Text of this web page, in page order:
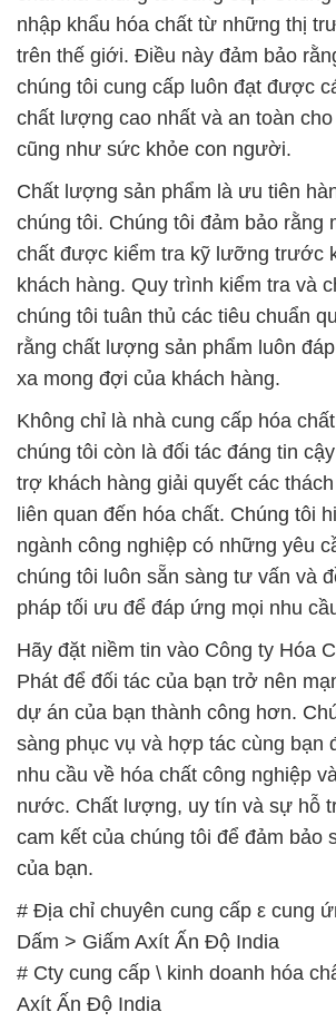
nhập khẩu hóa chất từ những thị
trên thế giới. Điều này đảm bảo
chúng tôi cung cấp luôn đạt được
chất lượng cao nhất và an toàn
cũng như sức khỏe con người.
Chất lượng sản phẩm là ưu tiên
chúng tôi. Chúng tôi đảm bảo rằng
chất được kiểm tra kỹ lưỡng trước
khách hàng. Quy trình kiểm tra và
chúng tôi tuân thủ các tiêu chuẩn
rằng chất lượng sản phẩm luôn
xa mong đợi của khách hàng.
Không chỉ là nhà cung cấp hóa
chúng tôi còn là đối tác đáng tin
trợ khách hàng giải quyết các
liên quan đến hóa chất. Chúng tôi
ngành công nghiệp có những yêu
chúng tôi luôn sẵn sàng tư vấn và
pháp tối ưu để đáp ứng mọi nhu
Hãy đặt niềm tin vào Công ty Hóa
Phát để đối tác của bạn trở nên
dự án của bạn thành công hơn.
sàng phục vụ và hợp tác cùng bạn
nhu cầu về hóa chất công nghiệp
nước. Chất lượng, uy tín và sự hỗ
cam kết của chúng tôi để đảm bảo
của bạn.
# Địa chỉ chuyên cung cấp ε cung
Dấm > Giấm Axít Ấn Độ India
# Cty cung cấp \ kinh doanh hóa
Axít Ấn Độ India